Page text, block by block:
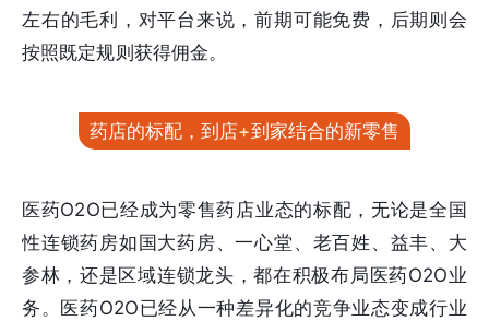
左右的毛利，对平台来说，前期可能免费，后期则会
按照既定规则获得佣金。
药店的标配，到店+到家结合的新零售
医药O2O已经成为零售药店业态的标配，无论是全国
性连锁药房如国大药房、一心堂、老百姓、益丰、大
参林，还是区域连锁龙头，都在积极布局医药O2O业
务。医药O2O已经从一种差异化的竞争业态变成行业